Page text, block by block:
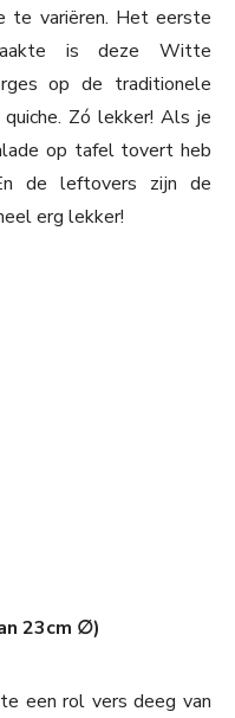
te variëren. Het eerste
is deze Witte
op de traditionele
Zó lekker! Als je
op tafel tovert heb
de leftovers zijn de
erg lekker!
23cm ∅)
een rol vers deeg van